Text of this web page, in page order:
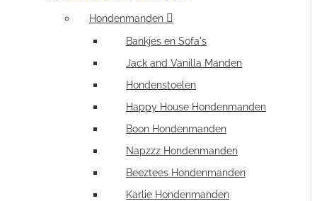
Hondenmanden
Bankjes en Sofa's
Jack and Vanilla Manden
Hondenstoelen
Happy House Hondenmanden
Boon Hondenmanden
Napzzz Hondenmanden
Beeztees Hondenmanden
Karlie Hondenmanden